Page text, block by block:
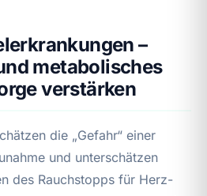
–
metabolisches
verstärken
die „Gefahr“ einer
und unterschätzen
des Rauchstopps für Herz-